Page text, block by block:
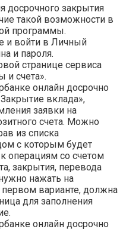
досрочного закрытия
такой возможности в
программы.
и войти в Личный
и пароля.
странице сервиса
и счета».
вклада»,
заявки на
счета. Можно
из списка
с которым будет
операциям со счетом
закрытия, перевода
нажать на
варианте, должна
для заполнения